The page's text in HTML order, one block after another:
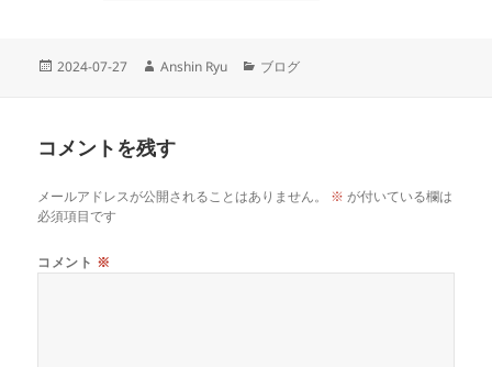
投
2024-07-27
作
Anshin Ryu
カ
ブログ
コメントを残す
メールアドレスが公開されることはありません。 ※ が付いている欄は
必須項目です
コメント ※